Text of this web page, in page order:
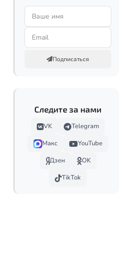
Подписаться
Следите за нами
VK
Telegram
Макс
YouTube
Дзен
OK
TikTok